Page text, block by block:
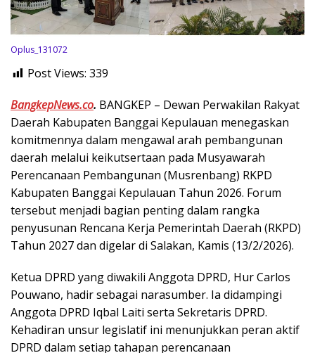
Oplus_131072
Post Views: 339
BangkepNews.co. BANGKEP – Dewan Perwakilan Rakyat
Daerah Kabupaten Banggai Kepulauan menegaskan
komitmennya dalam mengawal arah pembangunan
daerah melalui keikutsertaan pada Musyawarah
Perencanaan Pembangunan (Musrenbang) RKPD
Kabupaten Banggai Kepulauan Tahun 2026. Forum
tersebut menjadi bagian penting dalam rangka
penyusunan Rencana Kerja Pemerintah Daerah (RKPD)
Tahun 2027 dan digelar di Salakan, Kamis (13/2/2026).
Ketua DPRD yang diwakili Anggota DPRD, Hur Carlos
Pouwano, hadir sebagai narasumber. Ia didampingi
Anggota DPRD Iqbal Laiti serta Sekretaris DPRD.
Kehadiran unsur legislatif ini menunjukkan peran aktif
DPRD dalam setiap tahapan perencanaan